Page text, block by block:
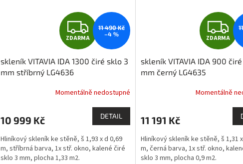
Z
D
A
R
M
A
ZDARMA
11 490 Kč
–4 %
skleník VITAVIA IDA 1300 čiré sklo 3
mm stříbrný LG4636
Momentálně nedostupné
10 999 Kč DETAIL
Hliníkový skleník ke stěně, š 1,93 x d 0,69
m, stříbrná barva, 1x stř. okno, kalené čiré
sklo 3 mm, plocha 1,33 m2.
Z
D
A
R
A
ZDARMA
skleník VITAVIA IDA 900
mm černý LG4635
Momentálně
11 191 Kč
Hliníkový skleník ke stěně, š 1,31
m, černá barva, 1x stř. okno,
sklo 3 mm, plocha 0,9 m2.